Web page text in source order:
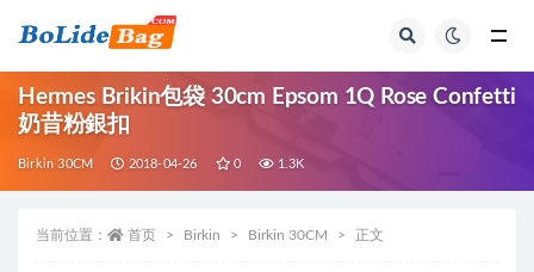
Hermes Brikin包袋 30cm Epsom 1Q Rose Confetti
奶昔粉銀扣
Birkin 30CM 2018-04-26 0 1.3K
当前位置： 首页 Birkin Birkin 30CM 正文